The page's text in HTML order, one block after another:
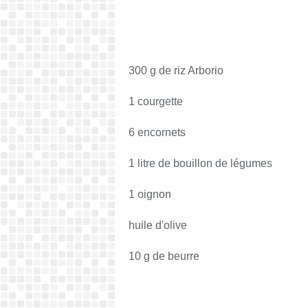
300 g de riz Arborio
1 courgette
6 encornets
1 litre de bouillon de légumes
1 oignon
huile d'olive
10 g de beurre